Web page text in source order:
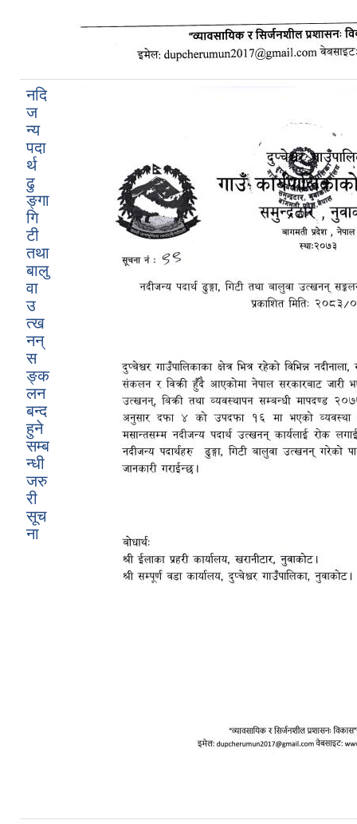
नदि
ज
न्य
पदा
र्थ
ढु
ङ्गा
गि
टी
तथा
बालु
वा
उ
त्ख
नन्
स
ङ्क
लन
बन्द
हुने
सम्ब
न्धी
जरु
री
सूच
ना